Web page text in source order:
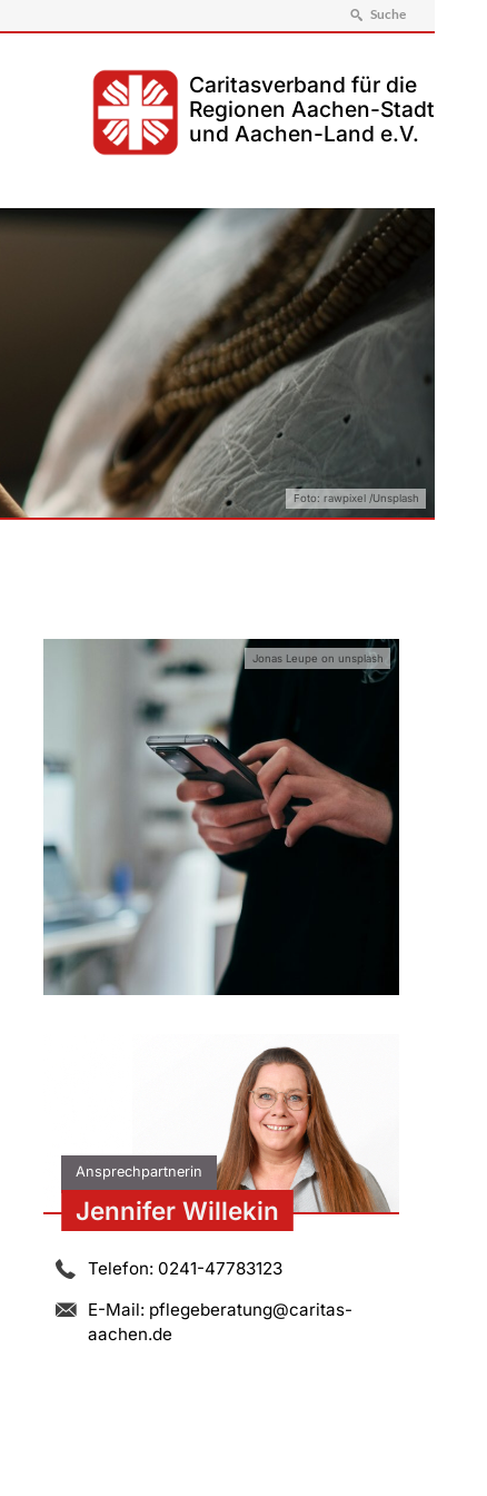
Suche
Caritasverband für die
Regionen Aachen-Stadt
und Aachen-Land e.V.
Foto: rawpixel /Unsplash
Jonas Leupe on unsplash
Ansprechpartnerin
Jennifer Willekin
Telefon: 0241-47783123
E-Mail: pflegeberatung@caritas-
aachen.de